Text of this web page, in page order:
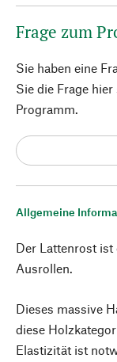
Allgemeine
Der Lattenrost
Ausrollen.
Dieses massive
diese
Elastizität ist
Frage zum
Sie haben eine
Sie die Frage
Programm.